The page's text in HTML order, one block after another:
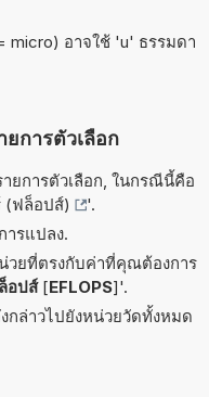
อาจใช้ 'u' ธรรมดา
ยการตัวเลือก
ยการตัวเลือก, ในกรณีนี้คือ
(ฟล็อปส์)
'.
รแปลง.
วยที่ตรงกับค่าที่คุณต้องการ
อปส์[EFLOPS]'.
กล่าวไปยังหน่วยวัดทั้งหมด